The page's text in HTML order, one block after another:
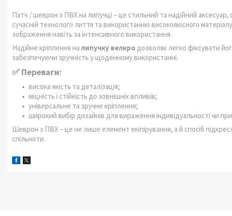
Патч / шеврон з ПВХ на липучці – це стильний та надійний аксесуар,
сучасній технології лиття та використанню високоякісного
зображення навіть за інтенсивного використання.
Надійне кріплення налипучку велкро дозволяє легко фіксувати
забезпечуючи зручність у щоденному використанні.
✅ Переваги:
висока якість та деталізація;
міцність і стійкість до зовнішніх впливів;
універсальне та зручне кріплення;
широкий вибір дизайнів для вираження індивідуальності чи
Шеврон з ПВХ – це не лише елемент екіпірування, а й спосіб
спільноти.